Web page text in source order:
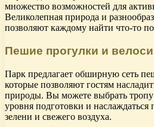
множество возможностей для
Великолепная природа и
позволяют каждому найти что-то
Пешие прогулки и
Парк предлагает обширную сеть
которые позволяют гостям
природы. Вы можете выбрать
уровня подготовки и
зелени и свежего воздуха.